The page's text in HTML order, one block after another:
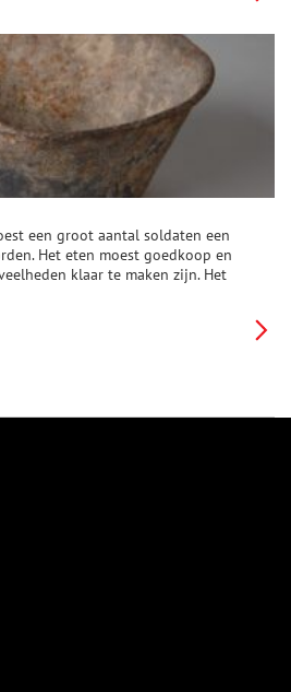
er spoedig voedseltekorten
boerenfamilies die dichtbij de forten
zwaar belast.
een groot aantal soldaten een
Het eten moest goedkoop en
klaar te maken zijn. Het